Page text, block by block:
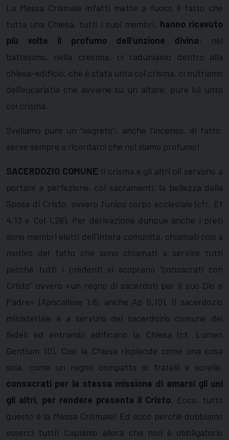
La Messa Crismale infatti mette a fuoco il fatto che
tutta una Chiesa, tutti i suoi membri, hanno ricevuto
più volte il profumo dell’unzione divina: nel
battesimo, nella cresima, ci raduniamo dentro alla
chiesa-edificio, che è stata unta col crisma, ci nutriamo
dell’eucaristia che avviene su un altare, pure lui unto
col crisma.
Sveliamo pure un “segreto”: anche l’incenso, di fatto,
serve sempre a ricordarci che noi siamo profumo!
SACERDOZIO COMUNE Il crisma e gli altri oli servono a
portare a perfezione, coi sacramenti, la bellezza della
Sposa di Cristo, ovvero l’unico corpo ecclesiale (cfr. Ef
4,13 e Col 1,28). Per derivazione dunque anche i preti
sono membri eletti dell’intera comunità, chiamati così a
motivo del fatto che sono chiamati a servire tutti
perché tutti i credenti si scoprano “consacrati con
Cristo” ovvero «un regno di sacerdoti per il suo Dio e
Padre» (Apocalisse 1,6; anche Ap 5,10). Il sacerdozio
ministeriale è a servizio del sacerdozio comune dei
fedeli ed entrambi edificano la Chiesa (cf. Lumen
Gentium 10). Così la Chiesa risplende come una cosa
sola, come un regno compatto di fratelli e sorelle,
consacrati per la stessa missione di amarsi gli uni
gli altri, per rendere presente il Cristo. Ecco, tutto
questo è la Messa Crismale! Ed ecco perché dobbiamo
esserci tutti! Capiamo allora che non è obbligatorio